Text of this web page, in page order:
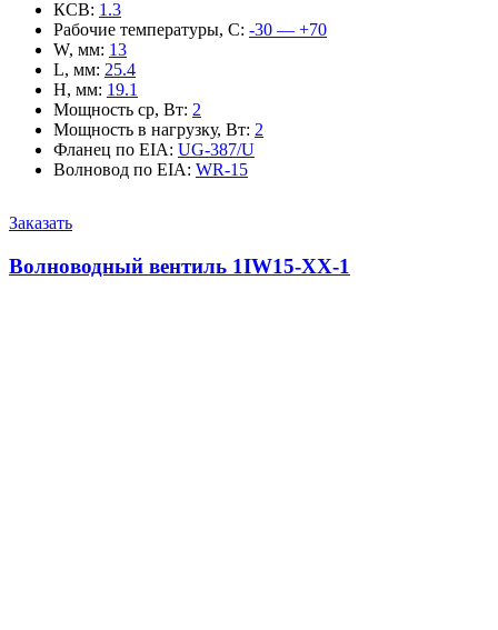
КСВ: 1.3
Рабочие температуры, С: -30 — +70
W, мм: 13
L, мм: 25.4
H, мм: 19.1
Мощность ср, Вт: 2
Мощность в нагрузку, Вт: 2
Фланец по EIA: UG-387/U
Волновод по EIA: WR-15
Заказать
Волноводный вентиль 1IW15-XX-1